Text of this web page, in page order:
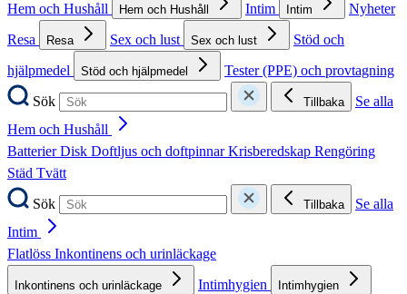
Hem och Hushåll
Hem och Hushåll Intim Intim
Nyheter
Resa
Resa Sex och lust Sex och lust
Stöd och
hjälpmedel
Stöd och hjälpmedel
Tester (PPE) och provtagning
Sök
Tillbaka
Se alla
Hem och Hushåll
BatterierDisk Doftljus och doftpinnarKrisberedskap Rengöring
Städ Tvätt
Sök
Tillbaka
Se alla
Intim
Flatlöss Inkontinens och urinläckage
Inkontinens och urinläckage Intimhygien Intimhygien